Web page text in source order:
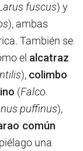
fuscus) y
), ambas
También se
el alcatraz
), colimbo
(Falco
puffinus),
común
una